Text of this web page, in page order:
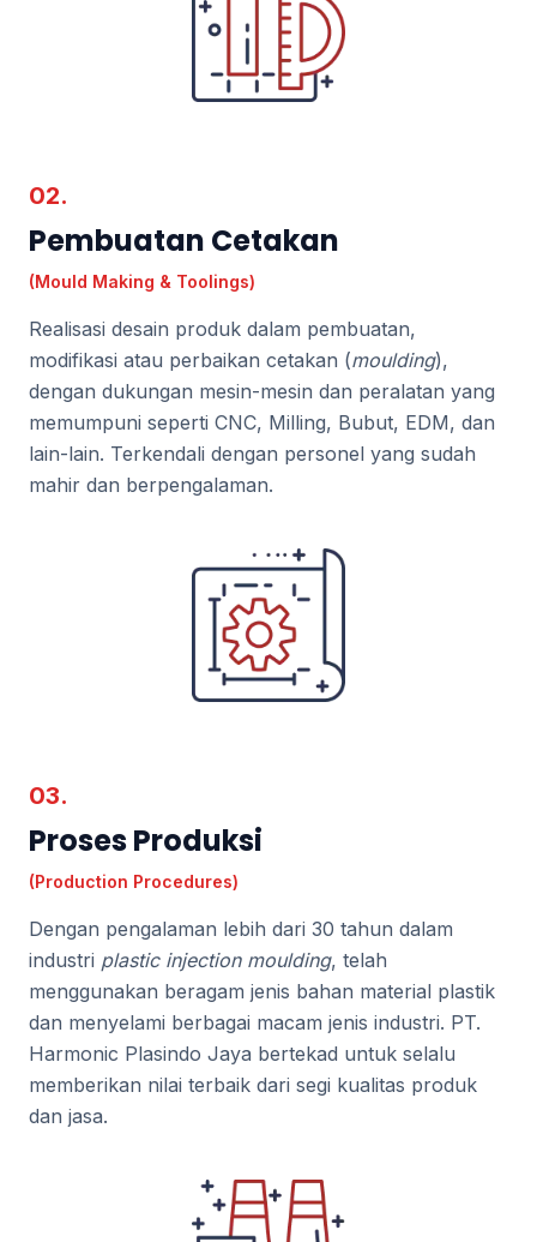
02.
Pembuatan Cetakan
(Mould Making & Toolings)
Realisasi desain produk dalam pembuatan,
modifikasi atau perbaikan cetakan (moulding),
dengan dukungan mesin-mesin dan peralatan yang
memumpuni seperti CNC, Milling, Bubut, EDM, dan
lain-lain. Terkendali dengan personel yang sudah
mahir dan berpengalaman.
03.
Proses Produksi
(Production Procedures)
Dengan pengalaman lebih dari 30 tahun dalam
industri plastic injection moulding, telah
menggunakan beragam jenis bahan material plastik
dan menyelami berbagai macam jenis industri. PT.
Harmonic Plasindo Jaya bertekad untuk selalu
memberikan nilai terbaik dari segi kualitas produk
dan jasa.